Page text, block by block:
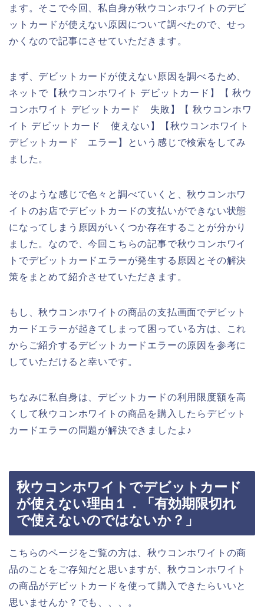
ます。そこで今回、私自身が秋ウコンホワイトのデビ
ットカードが使えない原因について調べたので、せっ
かくなので記事にさせていただきます。
まず、デビットカードが使えない原因を調べるため、
ネットで【秋ウコンホワイト デビットカード】【 秋ウ
コンホワイト デビットカード 失敗】【 秋ウコンホワ
イト デビットカード 使えない】【秋ウコンホワイト
デビットカード エラー】という感じで検索をしてみ
ました。
そのような感じで色々と調べていくと、秋ウコンホワ
イトのお店でデビットカードの支払いができない状態
になってしまう原因がいくつか存在することが分かり
ました。なので、今回こちらの記事で秋ウコンホワイ
トでデビットカードエラーが発生する原因とその解決
策をまとめて紹介させていただきます。
もし、秋ウコンホワイトの商品の支払画面でデビット
カードエラーが起きてしまって困っている方は、これ
からご紹介するデビットカードエラーの原因を参考に
していただけると幸いです。
ちなみに私自身は、デビットカードの利用限度額を高
くして秋ウコンホワイトの商品を購入したらデビット
カードエラーの問題が解決できましたよ♪
秋ウコンホワイトでデビットカード
が使えない理由１．「有効期限切れ
で使えないのではないか？」
こちらのページをご覧の方は、秋ウコンホワイトの商
品のことをご存知だと思いますが、秋ウコンホワイト
の商品がデビットカードを使って購入できたらいいと
思いませんか？でも、、、。